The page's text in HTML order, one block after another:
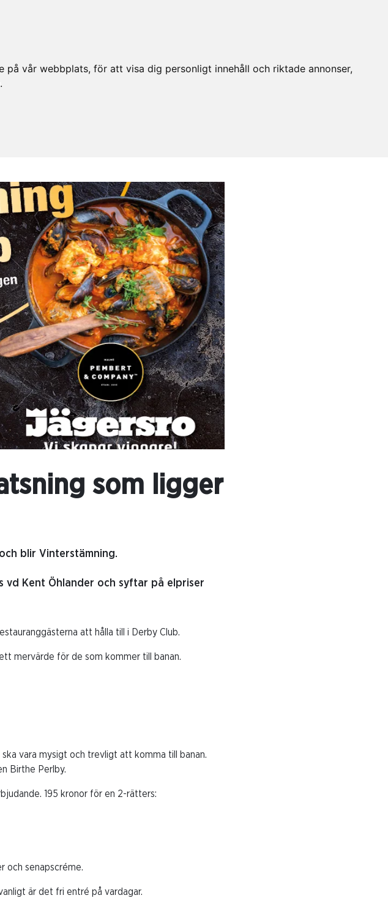
vår webbplats, för att visa dig personligt innehåll och riktade annonser,
som ligger
blir Vinterstämning.
vd Kent Öhlander och syftar på elpriser
att hålla till i Derby Club.
mervärde för de som kommer till banan.
vara mysigt och trevligt att komma till banan.
Birthe Perlby.
195 kronor för en 2-rätters:
och senapscréme.
är det fri entré på vardagar.